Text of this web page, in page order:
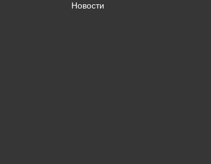
Новости